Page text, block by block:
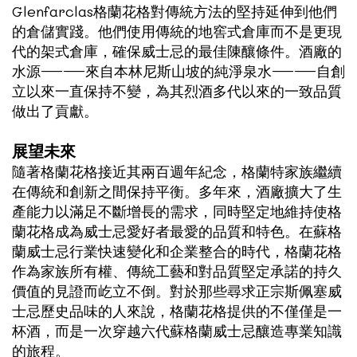
Glenfarclas格蘭花格對傳統方法的堅持延伸到他們
的倉儲實踐。他們使用傳統的地窖式倉庫而不是更現
代的架式倉庫，確保威士忌的最佳陳釀條件。酒廠的
水源——來自本林尼斯山坡的純淨泉水——自創
立以來一直保持不變，為其烈酒多代以來的一致品質
做出了貢獻。
展望未來
隨著格蘭花格接近其兩百週年紀念，格蘭特家族繼續
在傳統和創新之間保持平衡。多年來，酒廠擴大了生
產能力以滿足不斷增長的需求，同時堅定地維持使格
蘭花格成為威士忌愛好者最愛的品質和特色。在蘇格
蘭威士忌行業快速變化和企業整合的時代，格蘭花格
作為家族所有權、傳統工藝和對品質堅定承諾的持久
價值的見證而屹立不倒。對於那些尋求正宗斯佩塞威
士忌歷史品味的人來說，格蘭花格提供的不僅僅是一
杯酒，而是一次穿越六代蘇格蘭威士忌釀造專業知識
的旅程。